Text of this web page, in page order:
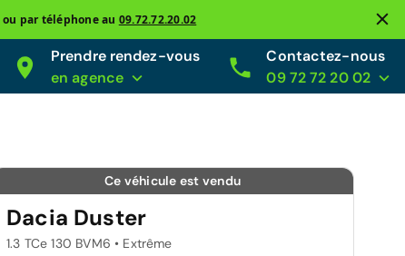
ou par téléphone au 09.72.72.20.02
Prendre rendez-vous
en agence
Contactez-nous
09 72 72 20 02
Ce véhicule est vendu
Dacia Duster
1.3 TCe 130 BVM6 • Extrême